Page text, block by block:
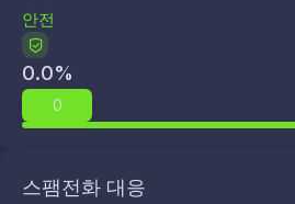
안전
0.0%
0
스팸전화 대응